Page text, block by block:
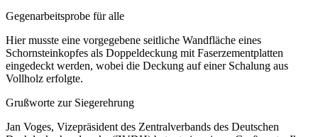
Gegenarbeitsprobe für alle
Hier musste eine vorgegebene seitliche Wandfläche eines
Schornsteinkopfes als Doppeldeckung mit Faserzementplatten
eingedeckt werden, wobei die Deckung auf einer Schalung aus
Vollholz erfolgte.
Grußworte zur Siegerehrung
Jan Voges, Vizepräsident des Zentralverbands des Deutschen